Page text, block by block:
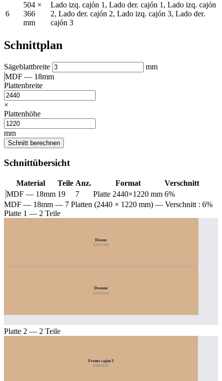
6
504 ×
366
mm
Lado izq. cajón 1, Lado der. cajón 1, Lado izq. cajón
2, Lado der. cajón 2, Lado izq. cajón 3, Lado der.
cajón 3
Schnittplan
Sägeblattbreite
mm
MDF — 18mm
Plattenbreite
×
Plattenhöhe
mm
Schnitt berechnen
Schnittübersicht
Material Teile Anz. Format
Verschnitt
MDF — 18mm 19 7 Platte 2440×1220 mm 6%
MDF — 18mm — 7 Platten (2440 × 1220 mm) — Verschnitt : 6%
Platte 1 — 2 Teile
Dessus
2214×550
Dessous
2214×550
Platte 2 — 2 Teile
Frente cajón 3
2208×619